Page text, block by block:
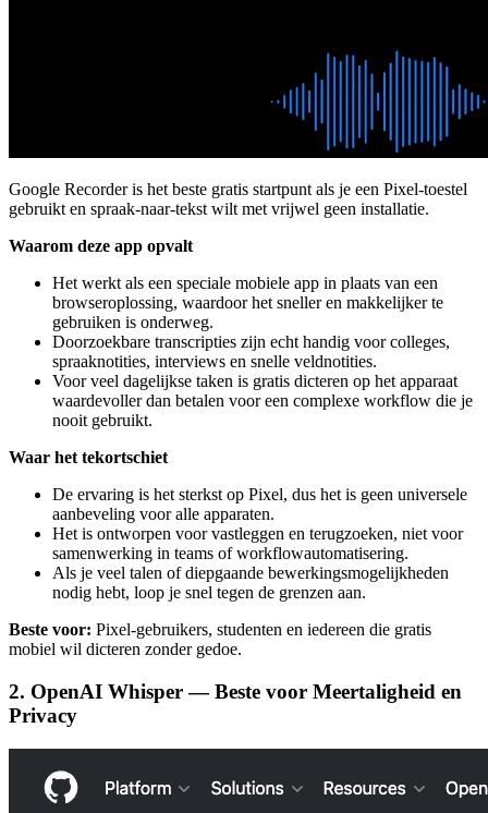
Google Recorder is het beste gratis startpunt als je een Pixel-toestel
gebruikt en spraak-naar-tekst wilt met vrijwel geen installatie.
Waarom deze app opvalt
Het werkt als een speciale mobiele app in plaats van een
browseroplossing, waardoor het sneller en makkelijker te
gebruiken is onderweg.
Doorzoekbare transcripties zijn echt handig voor colleges,
spraaknotities, interviews en snelle veldnotities.
Voor veel dagelijkse taken is gratis dicteren op het apparaat
waardevoller dan betalen voor een complexe workflow die je
nooit gebruikt.
Waar het tekortschiet
De ervaring is het sterkst op Pixel, dus het is geen universele
aanbeveling voor alle apparaten.
Het is ontworpen voor vastleggen en terugzoeken, niet voor
samenwerking in teams of workflowautomatisering.
Als je veel talen of diepgaande bewerkingsmogelijkheden
nodig hebt, loop je snel tegen de grenzen aan.
Beste voor: Pixel-gebruikers, studenten en iedereen die gratis
mobiel wil dicteren zonder gedoe.
2. OpenAI Whisper — Beste voor Meertaligheid en
Privacy